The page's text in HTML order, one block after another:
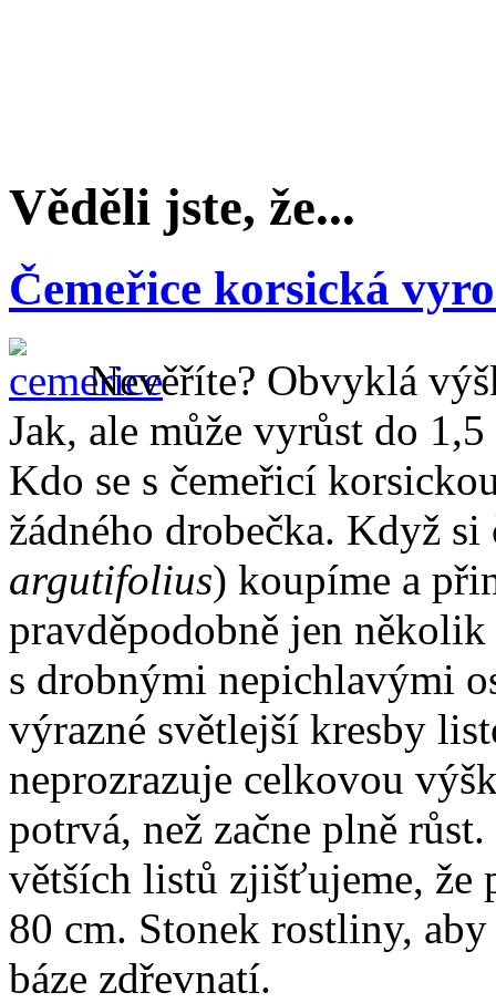
Věděli jste, že...
Čemeřice korsická
Nevěříte? Obvyklá
Jak, ale může vyrůst do
Kdo se s čemeřicí
žádného drobečka. Když
argutifolius) koupíme a
pravděpodobně jen
s drobnými nepichlavými
výrazné světlejší kresby
neprozrazuje celkovou
potrvá, než začne plně
větších listů zjišťujeme, že
80 cm. Stonek rostliny,
báze zdřevnatí.